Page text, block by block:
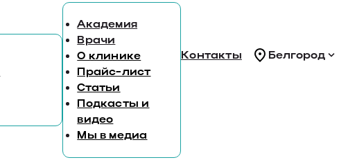
Академия
Врачи
О клинике
Прайс-лист
Статьи
Подкасты и
видео
Мы в медиа
Контакты Белгород